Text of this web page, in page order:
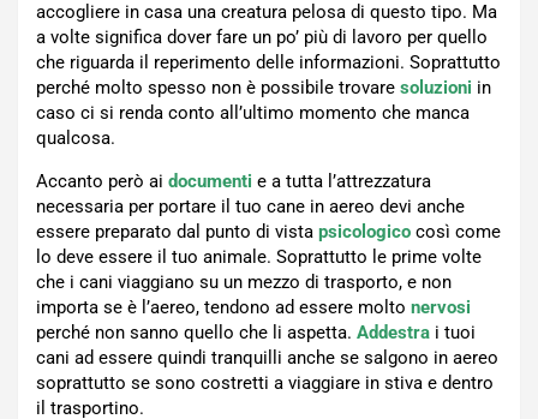
accogliere in casa una creatura pelosa di questo tipo. Ma
a volte significa dover fare un po’ più di lavoro per quello
che riguarda il reperimento delle informazioni. Soprattutto
perché molto spesso non è possibile trovare soluzioni in
caso ci si renda conto all’ultimo momento che manca
qualcosa.
Accanto però ai documenti e a tutta l’attrezzatura
necessaria per portare il tuo cane in aereo devi anche
essere preparato dal punto di vista psicologico così come
lo deve essere il tuo animale. Soprattutto le prime volte
che i cani viaggiano su un mezzo di trasporto, e non
importa se è l’aereo, tendono ad essere molto nervosi
perché non sanno quello che li aspetta. Addestra i tuoi
cani ad essere quindi tranquilli anche se salgono in aereo
soprattutto se sono costretti a viaggiare in stiva e dentro
il trasportino.